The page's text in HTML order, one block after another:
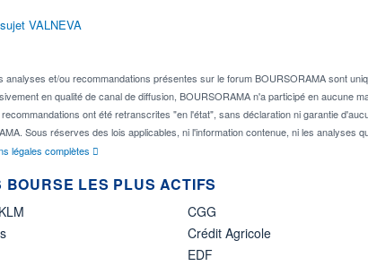
VALNEVA
analyses et/ou recommandations présentes sur le forum BOURSORAMA sont
en qualité de canal de diffusion, BOURSORAMA n'a participé en aucune
ont été retranscrites "en l'état", sans déclaration ni garantie
Sous réserves des lois applicables, ni l'information contenue, ni les analyses
légales complètes
BOURSE LES PLUS ACTIFS
CGG
Crédit Agricole
EDF